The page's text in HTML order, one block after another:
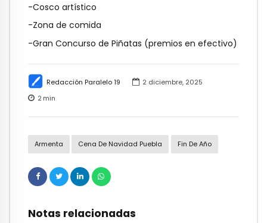
Redacción Paralelo 19
2 diciembre, 2025
2 min
Armenta Cena De Navidad Puebla Fin De Año
Notas relacionadas
-Cosco artístico
-Zona de comida
-Gran Concurso de Piñatas (premios en efectivo)